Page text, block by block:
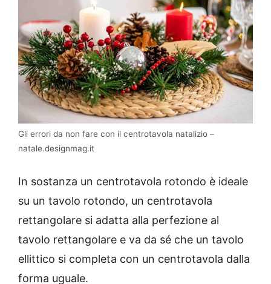
Gli errori da non fare con il centrotavola natalizio –
natale.designmag.it
In sostanza un centrotavola rotondo è ideale
su un tavolo rotondo, un centrotavola
rettangolare si adatta alla perfezione al
tavolo rettangolare e va da sé che un tavolo
ellittico si completa con un centrotavola dalla
forma uguale.